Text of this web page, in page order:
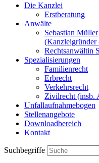
Die Kanzlei
Erstberatung
Anwälte
Sebastian Müller
(Kanzleigründer
Rechtsanwältin
Spezialisierungen
Familienrecht
Erbrecht
Verkehrsrecht
Zivilrecht (insb.
Unfallaufnahmebogen
Stellenangebote
Downloadbereich
Kontakt
Suchbegriffe